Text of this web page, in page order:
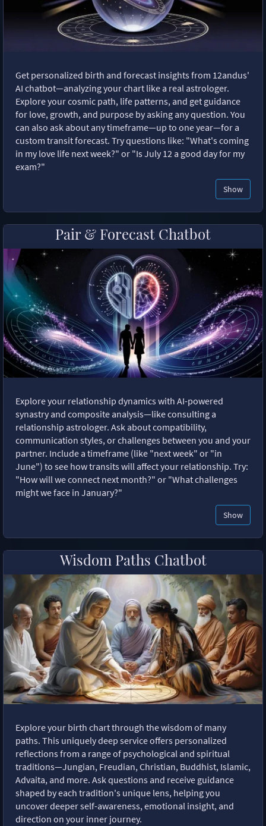
Get personalized birth and forecast insights from 12andus'
AI chatbot—analyzing your chart like a real astrologer.
Explore your cosmic path, life patterns, and get guidance
for love, growth, and purpose by asking any question. You
can also ask about any timeframe—up to one year—for a
custom transit forecast. Try questions like: "What's coming
in my love life next week?" or "Is July 12 a good day for my
exam?"
Show
Pair & Forecast Chatbot
Explore your relationship dynamics with AI-powered
synastry and composite analysis—like consulting a
relationship astrologer. Ask about compatibility,
communication styles, or challenges between you and your
partner. Include a timeframe (like "next week" or "in
June") to see how transits will affect your relationship. Try:
"How will we connect next month?" or "What challenges
might we face in January?"
Show
Wisdom Paths Chatbot
Explore your birth chart through the wisdom of many
paths. This uniquely deep service offers personalized
reflections from a range of psychological and spiritual
traditions—Jungian, Freudian, Christian, Buddhist, Islamic,
Advaita, and more. Ask questions and receive guidance
shaped by each tradition's unique lens, helping you
uncover deeper self-awareness, emotional insight, and
direction on your inner journey.